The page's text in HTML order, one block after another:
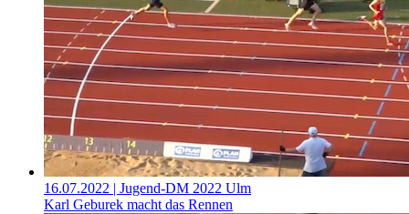
16.07.2022 | Jugend-DM 2022 Ulm
Karl Geburek macht das Rennen